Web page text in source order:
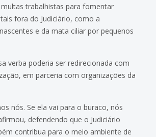
trabalhistas para fomentar
fora do Judiciário, como a
e da mata ciliar por pequenos
verba poderia ser redirecionada com
em parceria com organizações da
nós. Se ela vai para o buraco, nós
defendendo que o Judiciário
contribua para o meio ambiente de